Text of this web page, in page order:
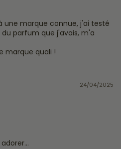
une marque connue, j'ai testé
parfum que j'avais, m'a
marque quali !
24/04/2025